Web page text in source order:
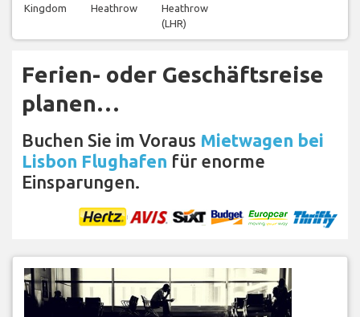
Kingdom
Heathrow
Heathrow
(LHR)
Ferien- oder Geschäftsreise
planen…
Buchen Sie im Voraus Mietwagen bei
Lisbon Flughafen für enorme
Einsparungen.